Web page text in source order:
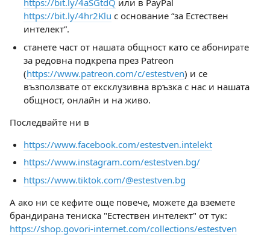
https://bit.ly/4aSGtdQ или в PayPal
https://bit.ly/4hr2Klu с основание “за Естествен
интелект”.
станете част от нашата общност като се абонирате
за редовна подкрепа през Patreon
(https://www.patreon.com/c/estestven) и се
възползвате от ексклузивна връзка с нас и нашата
общност, онлайн и на живо.
Последвайте ни в
https://www.facebook.com/estestven.intelekt
https://www.instagram.com/estestven.bg/
https://www.tiktok.com/@estestven.bg
А ако ни се кефите още повече, можете да вземете
брандирана тениска "Естествен интелект" от тук:
https://shop.govori-internet.com/collections/estestven